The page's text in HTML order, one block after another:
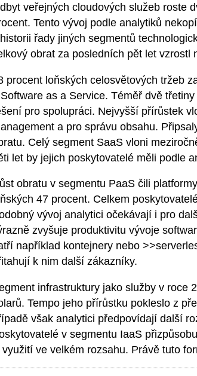
veřejných cloudových služeb roste
Tento vývoj podle analytiků
řady jiných segmentů
obrat za posledních pět let vzrostl
procent loňských celosvětových tržeb
as a Service. Téměř dvě
pro spolupráci. Nejvyšší přírůstek
a pro správu obsahu.
Celý segment SaaS vloni
let by jejich poskytovatelé měli podle
obratu v segmentu PaaS čili
47 procent. Celkem
vývoj analytici očekávají i pro
zvyšuje produktivitu vývoje
například kontejnery nebo
k nim další zákazníky.
infrastruktury jako služby v roce
Tempo jeho přírůstku pokleslo z
však analytici předpovídají další
v segmentu IaaS
využití ve velkém rozsahu. Právě tuto